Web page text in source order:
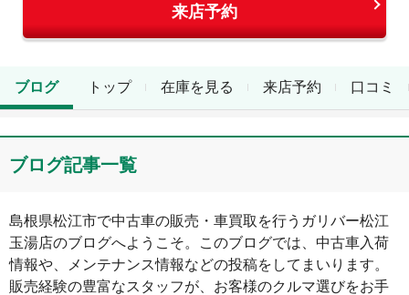
来店予約
トップ 在庫を見る 来店予約 口コミ
ブログ
ブログ記事一覧
島根県松江市で中古車の販売・車買取を行う ガリバー松江
玉湯店のブログへようこそ。このブログでは、中古車入荷
情報や、メンテナンス情報などの投稿をしてまいります。
販売経験の豊富なスタッフが、お客様のクルマ選びをお手